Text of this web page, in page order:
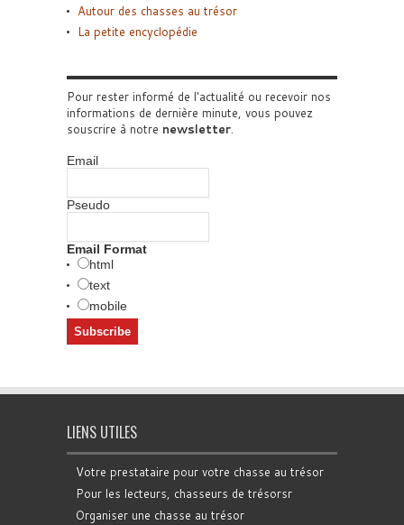
Autour des chasses au trésor
La petite encyclopédie
Pour rester informé de l'actualité ou recevoir nos
informations de dernière minute, vous pouvez
souscrire à notre newsletter.
Email
Pseudo
Email Format
html
text
mobile
LIENS UTILES
Votre prestataire pour votre chasse au trésor
Pour les lecteurs, chasseurs de trésorsr
Organiser une chasse au trésor